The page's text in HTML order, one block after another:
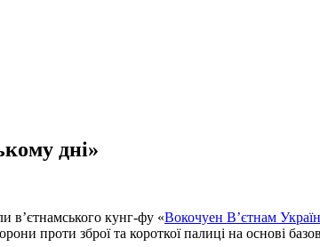
дні»
в’єтнамського кунг-фу «Вокочуен В’єтнам
проти зброї та короткої палиці на основі